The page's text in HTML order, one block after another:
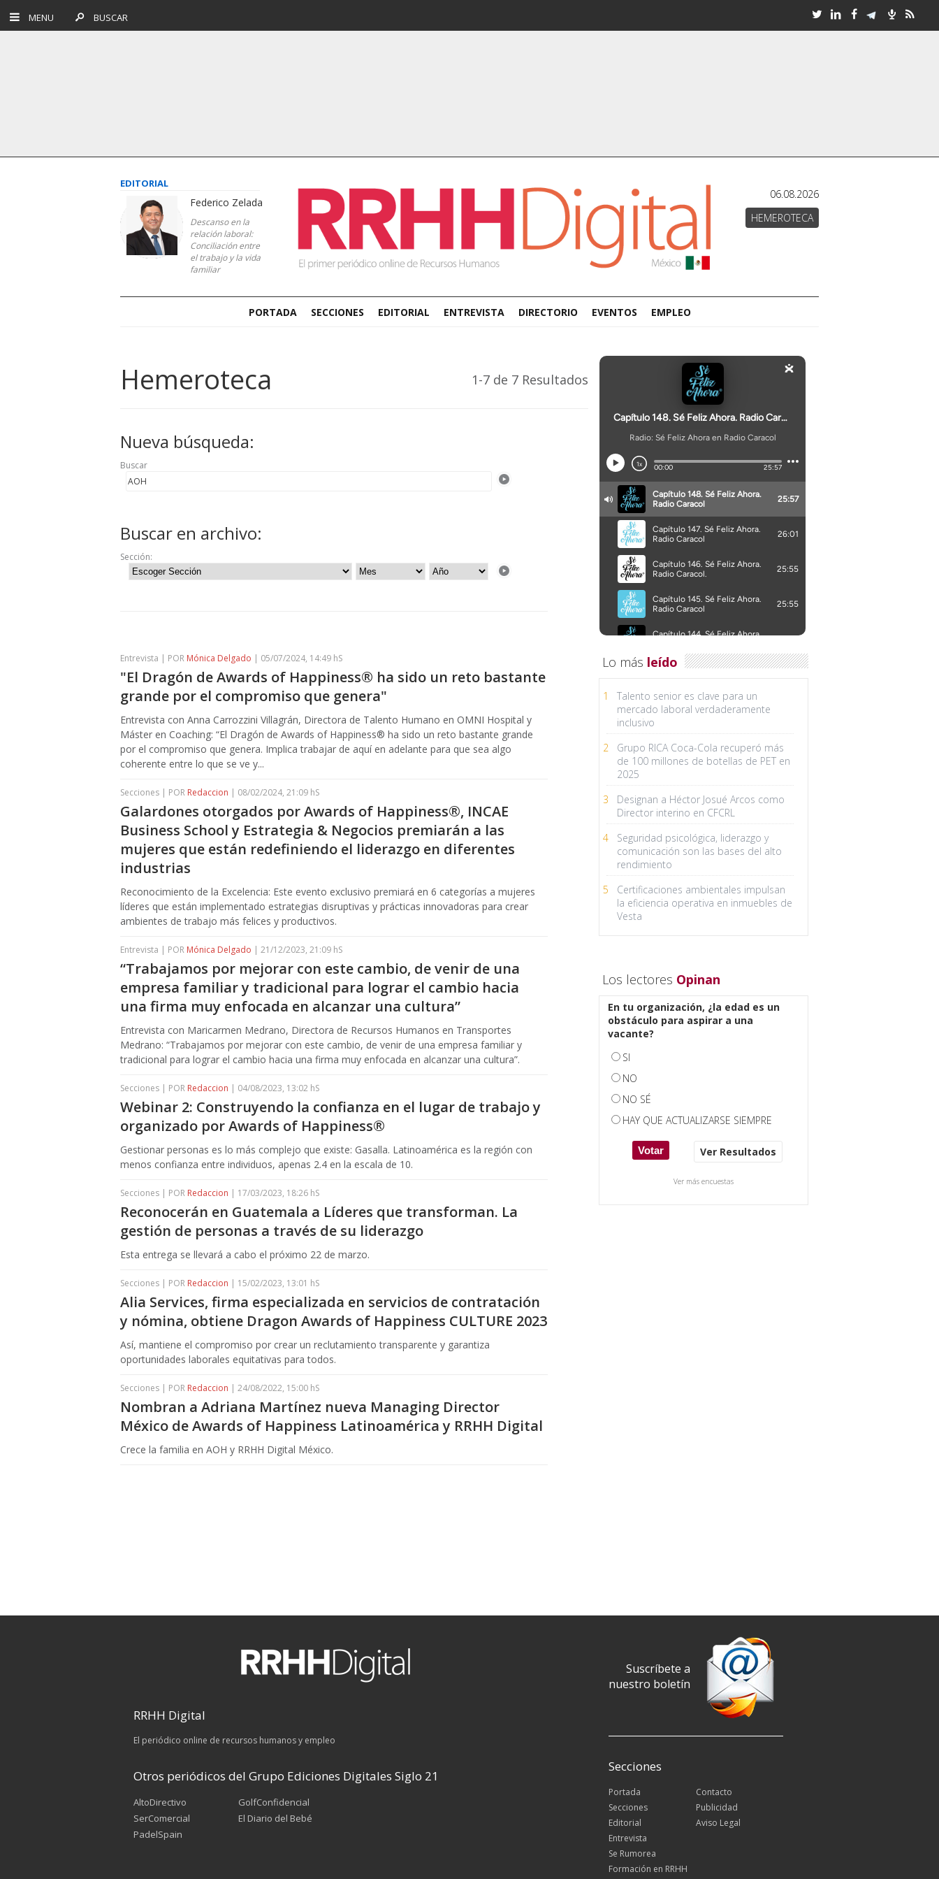
MENU BUSCAR
EDITORIAL
Federico Zelada
Descanso en la
relación laboral:
Conciliación entre
el trabajo y la vida
familiar
06.08.2026
HEMEROTECA
PORTADA SECCIONES EDITORIAL ENTREVISTA DIRECTORIO EVENTOS EMPLEO
Hemeroteca 1-7 de 7 Resultados
Nueva búsqueda:
Buscar
Buscar en archivo:
Sección:
Entrevista | POR Mónica Delgado | 05/07/2024, 14:49 hS
"El Dragón de Awards of Happiness® ha sido un reto bastante
grande por el compromiso que genera"
Entrevista con Anna Carrozzini Villagrán, Directora de Talento Humano en OMNI Hospital y
Máster en Coaching: “El Dragón de Awards of Happiness® ha sido un reto bastante grande
por el compromiso que genera. Implica trabajar de aquí en adelante para que sea algo
coherente entre lo que se ve y...
Secciones | POR Redaccion | 08/02/2024, 21:09 hS
Galardones otorgados por Awards of Happiness®, INCAE
Business School y Estrategia & Negocios premiarán a las
mujeres que están redefiniendo el liderazgo en diferentes
industrias
Reconocimiento de la Excelencia: Este evento exclusivo premiará en 6 categorías a mujeres
líderes que están implementado estrategias disruptivas y prácticas innovadoras para crear
ambientes de trabajo más felices y productivos.
Entrevista | POR Mónica Delgado | 21/12/2023, 21:09 hS
“Trabajamos por mejorar con este cambio, de venir de una
empresa familiar y tradicional para lograr el cambio hacia
una firma muy enfocada en alcanzar una cultura”
Entrevista con Maricarmen Medrano, Directora de Recursos Humanos en Transportes
Medrano: “Trabajamos por mejorar con este cambio, de venir de una empresa familiar y
tradicional para lograr el cambio hacia una firma muy enfocada en alcanzar una cultura”.
Secciones | POR Redaccion | 04/08/2023, 13:02 hS
Webinar 2: Construyendo la confianza en el lugar de trabajo y
organizado por Awards of Happiness®
Gestionar personas es lo más complejo que existe: Gasalla. Latinoamérica es la región con
menos confianza entre individuos, apenas 2.4 en la escala de 10.
Secciones | POR Redaccion | 17/03/2023, 18:26 hS
Reconocerán en Guatemala a Líderes que transforman. La
gestión de personas a través de su liderazgo
Esta entrega se llevará a cabo el próximo 22 de marzo.
Secciones | POR Redaccion | 15/02/2023, 13:01 hS
Alia Services, firma especializada en servicios de contratación
y nómina, obtiene Dragon Awards of Happiness CULTURE 2023
Así, mantiene el compromiso por crear un reclutamiento transparente y garantiza
oportunidades laborales equitativas para todos.
Secciones | POR Redaccion | 24/08/2022, 15:00 hS
Nombran a Adriana Martínez nueva Managing Director
México de Awards of Happiness Latinoamérica y RRHH Digital
Crece la familia en AOH y RRHH Digital México.
Lo más leído
1
Talento senior es clave para un
mercado laboral verdaderamente
inclusivo
2
Grupo RICA Coca-Cola recuperó más
de 100 millones de botellas de PET en
2025
3
Designan a Héctor Josué Arcos como
Director interino en CFCRL
4
Seguridad psicológica, liderazgo y
comunicación son las bases del alto
rendimiento
5
Certificaciones ambientales impulsan
la eficiencia operativa en inmuebles de
Vesta
Los lectores Opinan
En tu organización, ¿la edad es un
obstáculo para aspirar a una
vacante?
SI
NO
NO SÉ
HAY QUE ACTUALIZARSE SIEMPRE
Ver Resultados
Ver más encuestas
RRHH Digital
El periódico online de recursos humanos y empleo
Otros periódicos del Grupo Ediciones Digitales Siglo 21
AltoDirectivo
SerComercial
PadelSpain
GolfConfidencial
El Diario del Bebé
Suscríbete a
nuestro boletín
Secciones
Portada
Secciones
Editorial
Entrevista
Se Rumorea
Formación en RRHH
Contacto
Publicidad
Aviso Legal